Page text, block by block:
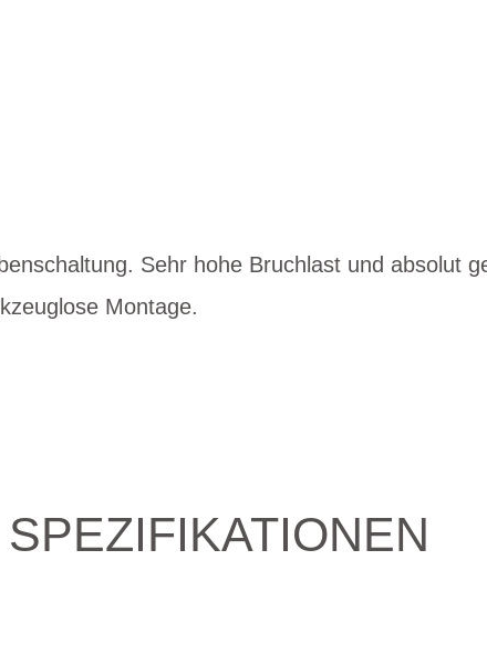
Sehr hohe Bruchlast und absolut
Montage.
SPEZIFIKATIONEN